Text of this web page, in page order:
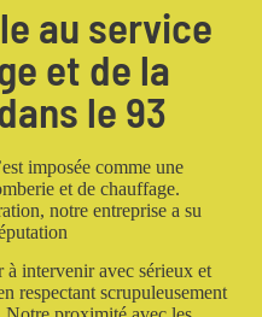
au service
et de la
le 93
imposée comme une
et de chauffage.
notre entreprise a su
à intervenir avec sérieux et
respectant scrupuleusement